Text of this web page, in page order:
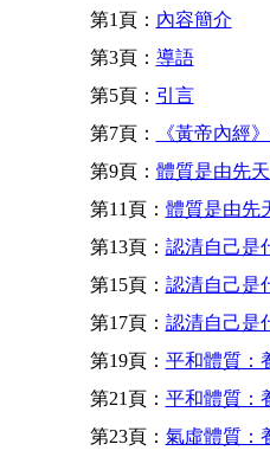
第1頁： 內容簡介
第3頁： 導語
第5頁： 引言
第7頁：
《黃帝內經
第9頁： 體質是由先
第11頁： 體質是由先
第13頁： 認清自己是
第15頁： 認清自己是
第17頁： 認清自己是
第19頁： 平和體質：
第21頁： 平和體質：
第23頁： 氣虛體質：